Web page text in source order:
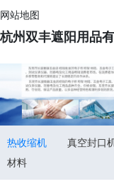
网站地图
杭州双丰遮阳用品
热收缩机 真空封口
材料